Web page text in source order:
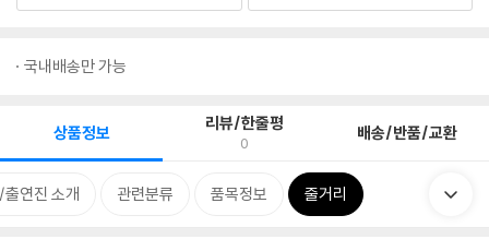
국내배송만 가능
상품정보 리뷰/한줄평
0 배송/반품/교환
연진 소개 관련분류 품목정보 줄거리